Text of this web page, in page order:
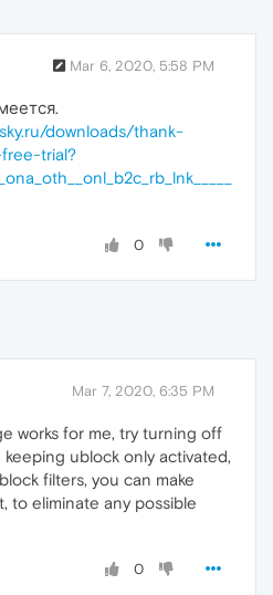
Mar 6, 2020, 5:58 PM
downloads/thank-
trial?
0
Mar 7, 2020, 6:35 PM
works for me, try turning off
ublock only activated,
filters, you can make
to eliminate any possible
0